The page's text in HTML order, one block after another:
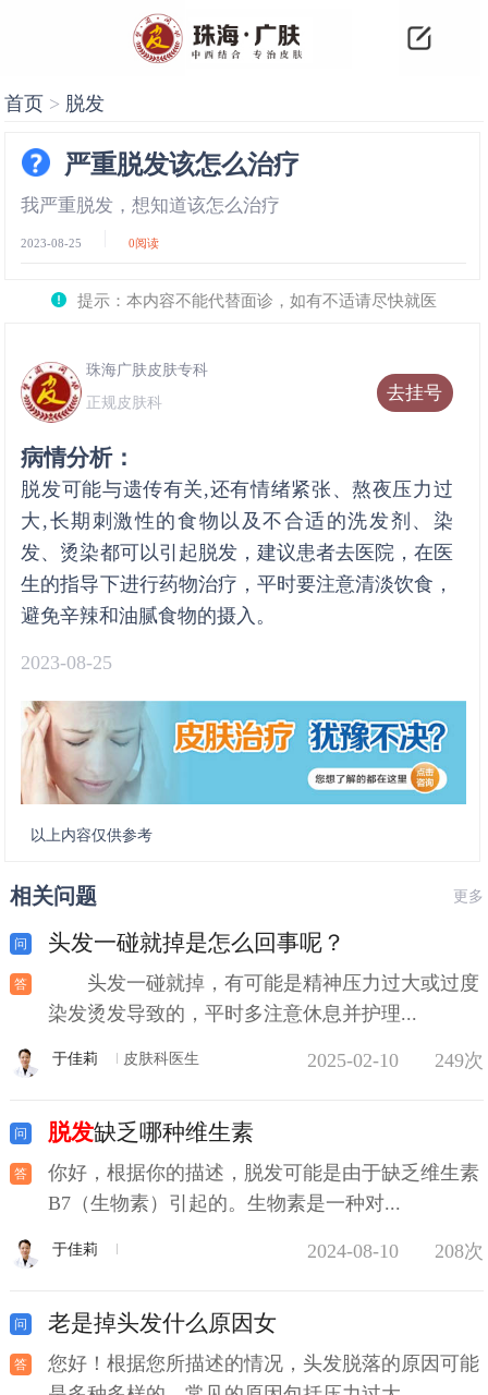
首页 > 脱发
严重脱发该怎么治疗
我严重脱发，想知道该怎么治疗
2023-08-25 0阅读
提示：本内容不能代替面诊，如有不适请尽快就医
去挂号
珠海广肤皮肤专科
正规皮肤科
病情分析：
脱发可能与遗传有关,还有情绪紧张、熬夜压力过
大,长期刺激性的食物以及不合适的洗发剂、染
发、烫染都可以引起脱发，建议患者去医院，在医
生的指导下进行药物治疗，平时要注意清淡饮食，
避免辛辣和油腻食物的摄入。
2023-08-25
以上内容仅供参考
相关问题 更多
头发一碰就掉是怎么回事呢？
头发一碰就掉，有可能是精神压力过大或过度
染发烫发导致的，平时多注意休息并护理...
于佳莉 皮肤科医生 2025-02-10 249次
脱发缺乏哪种维生素
你好，根据你的描述，脱发可能是由于缺乏维生素
B7（生物素）引起的。生物素是一种对...
于佳莉 2024-08-10 208次
老是掉头发什么原因女
您好！根据您所描述的情况，头发脱落的原因可能